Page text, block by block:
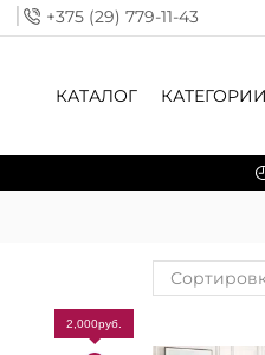
+375 (29) 779-11-43
КАТАЛОГ КАТЕГОРИИ
2,000руб.